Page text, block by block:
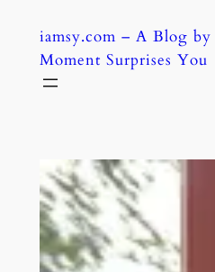
content
iamsy.com – A Blog
Moment Surprises You